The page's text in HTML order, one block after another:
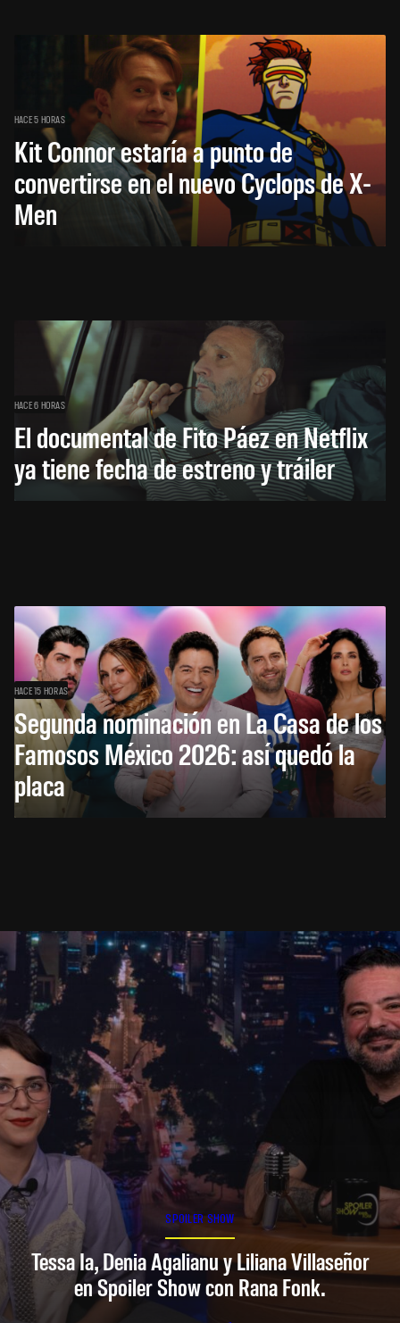
HACE 5 HORAS
Kit Connor estaría a punto de
convertirse en el nuevo Cyclops de X-
Men
HACE 6 HORAS
El documental de Fito Páez en Netflix
ya tiene fecha de estreno y tráiler
HACE 15 HORAS
Segunda nominación en La Casa de los
Famosos México 2026: así quedó la
placa
SPOILER SHOW
Tessa Ia, Denia Agalianu y Liliana Villaseñor
en Spoiler Show con Rana Fonk.